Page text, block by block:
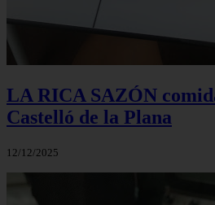
LA RICA SAZÓN
Castelló de la Plana
12/12/2025